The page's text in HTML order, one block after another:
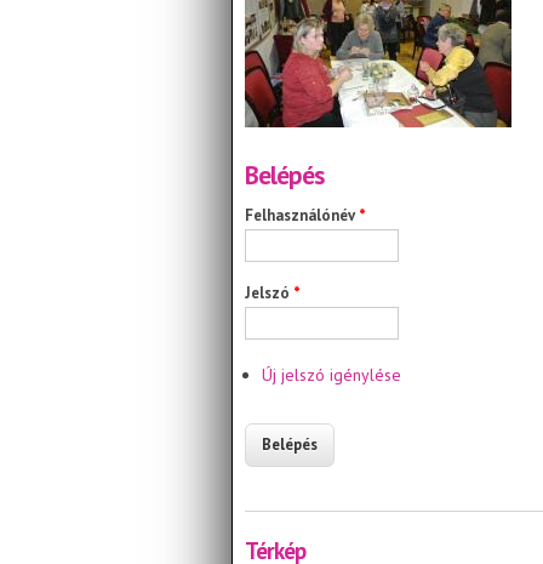
Belépés
Felhasználónév*
Jelszó *
Új jelszó igénylése
Térkép